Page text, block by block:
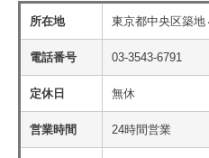
所在地 東京都中央区築
電話番号 03-3543-6791
定休日 無休
営業時間 24時間営業